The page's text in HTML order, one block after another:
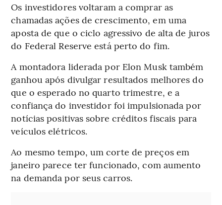
Os investidores voltaram a comprar as
chamadas ações de crescimento, em uma
aposta de que o ciclo agressivo de alta de juros
do Federal Reserve está perto do fim.
A montadora liderada por Elon Musk também
ganhou após divulgar resultados melhores do
que o esperado no quarto trimestre, e a
confiança do investidor foi impulsionada por
notícias positivas sobre créditos fiscais para
veículos elétricos.
Ao mesmo tempo, um corte de preços em
janeiro parece ter funcionado, com aumento
na demanda por seus carros.